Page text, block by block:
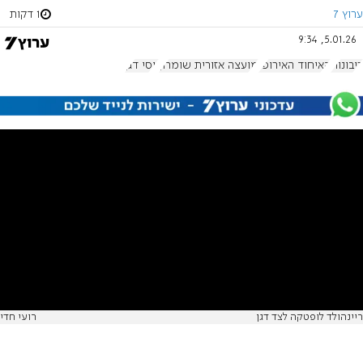
ערוץ 7 1 דקות
5.01.26, 9:34
ריבונות האיחוד האירופי מועצה אזורית שומרון יוסי דגן
ריינהולד לופטקה לצד דגן רועי חדי